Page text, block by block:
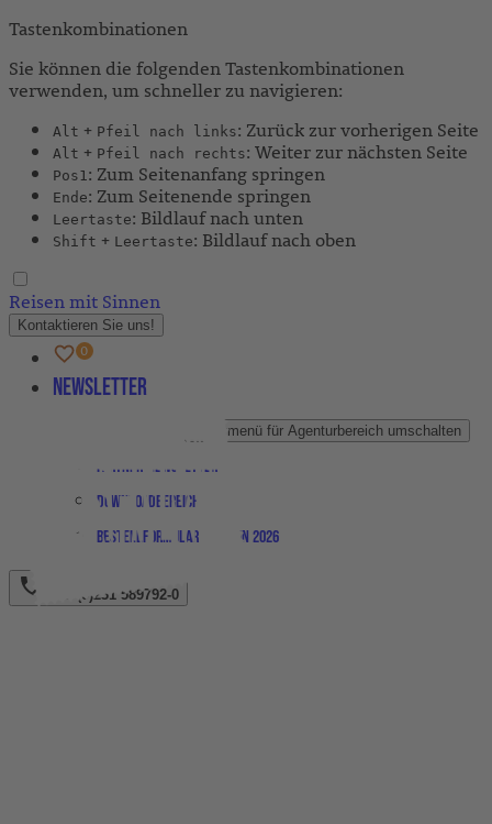
Tastenkombinationen
Sie können die folgenden Tastenkombinationen
verwenden, um schneller zu navigieren:
Alt + Pfeil nach links: Zurück zur vorherigen Seite
Alt + Pfeil nach rechts: Weiter zur nächsten Seite
Pos1: Zum Seitenanfang springen
Ende: Zum Seitenende springen
Leertaste: Bildlauf nach unten
Shift + Leertaste: Bildlauf nach oben
Reisen mit Sinnen
Kontaktieren Sie uns!
Newsletter
Untermenü für Agenturbereich umschalten
Downloadbereich
Bestellformular Magazin 2026
+49 (0)231 589792-0